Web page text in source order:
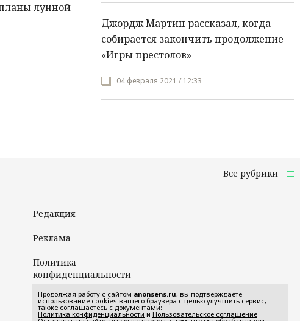
лунной
Джордж Мартин рассказал, когда
собирается закончить продолжение
«Игры престолов»
04 февраля 2021 / 12:33
Все рубрики
Редакция
Реклама
Политика
конфиденциальности
Пользовательское
соглашение
Продолжая работу с сайтом anonsens.ru, вы подтверждаете
использование cookies вашего браузера с целью улучшить сервис,
также соглашаетесь с документами:
Политика конфиденциальности и Пользовательское соглашение